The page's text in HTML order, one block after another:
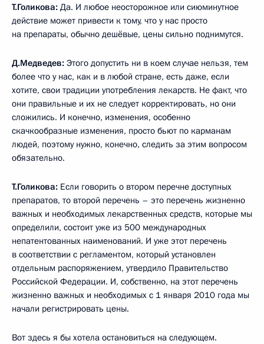
Т.Голикова: Да. И любое неосторожное или сиюминутное
действие может привести к тому, что у нас просто
на препараты, обычно дешёвые, цены сильно поднимутся.
Д.Медведев: Этого допустить ни в коем случае нельзя, тем
более что у нас, как и в любой стране, есть даже, если
хотите, свои традиции употребления лекарств. Не факт, что
они правильные и их не следует корректировать, но они
сложились. И конечно, изменения, особенно
скачкообразные изменения, просто бьют по карманам
людей, поэтому нужно, конечно, следить за этим вопросом
обязательно.
Т.Голикова: Если говорить о втором перечне доступных
препаратов, то второй перечень – это перечень жизненно
важных и необходимых лекарственных средств, которые мы
определили, состоит уже из 500 международных
непатентованных наименований. И уже этот перечень
в соответствии с регламентом, который установлен
отдельным распоряжением, утвердило Правительство
Российской Федерации. И, собственно, на этот перечень
жизненно важных и необходимых с 1 января 2010 года мы
начали регистрировать цены.
Вот здесь я бы хотела остановиться на следующем.